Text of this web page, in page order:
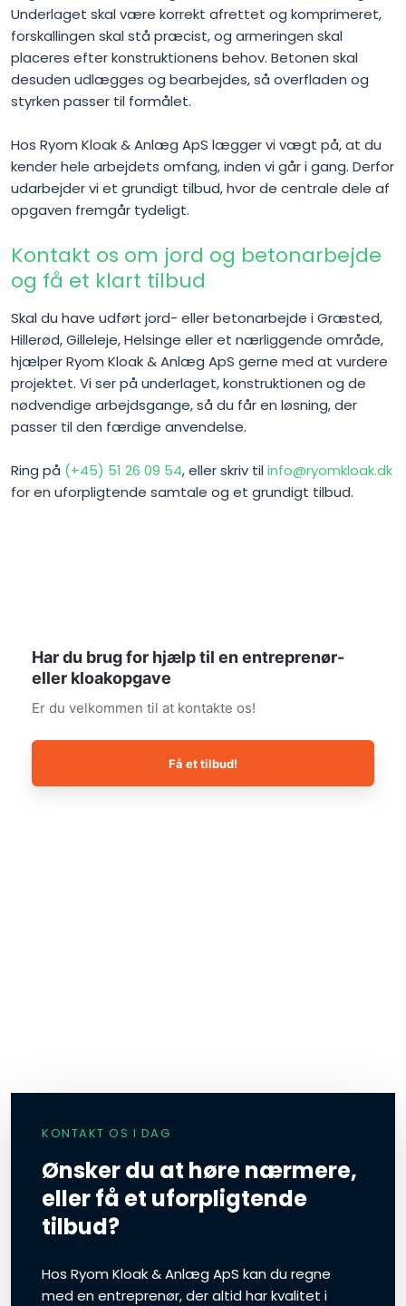
Underlaget skal være korrekt afrettet og komprimeret,
forskallingen skal stå præcist, og armeringen skal
placeres efter konstruktionens behov. Betonen skal
desuden udlægges og bearbejdes, så overfladen og
styrken passer til formålet.
Hos Ryom Kloak & Anlæg ApS lægger vi vægt på, at du
kender hele arbejdets omfang, inden vi går i gang. Derfor
udarbejder vi et grundigt tilbud, hvor de centrale dele af
opgaven fremgår tydeligt.
Kontakt os om jord og betonarbejde
og få et klart tilbud
Skal du have udført jord- eller betonarbejde i Græsted,
Hillerød, Gilleleje, Helsinge eller et nærliggende område,
hjælper Ryom Kloak & Anlæg ApS gerne med at vurdere
projektet. Vi ser på underlaget, konstruktionen og de
nødvendige arbejdsgange, så du får en løsning, der
passer til den færdige anvendelse.
Ring på (+45) 51 26 09 54, eller skriv tilinfo@ryomkloak.dk
for en uforpligtende samtale og et grundigt tilbud.
Har du brug for hjælp til en entreprenør-
eller kloakopgave
​Er du velkommen til at kontakte os!
Få et tilbud!
KONTAKT OS I DAG
Ønsker du at høre nærmere,
eller få et uforpligtende
tilbud?
Hos Ryom Kloak & Anlæg ApS kan du regne
med en entreprenør, der altid har kvalitet i